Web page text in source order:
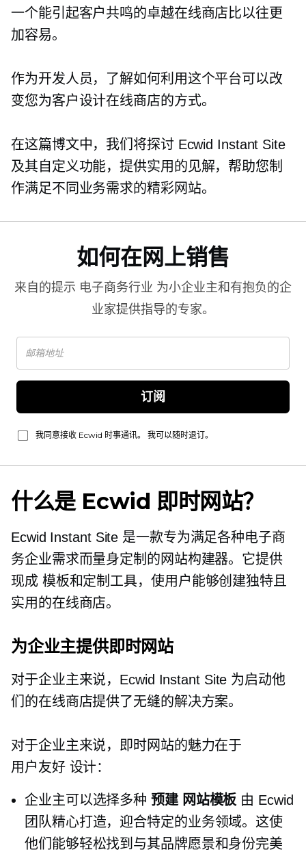
一个能引起客户共鸣的卓越在线商店比以往更
加容易。
作为开发人员，了解如何利用这个平台可以改
变您为客户设计在线商店的方式。
在这篇博文中，我们将探讨 Ecwid Instant Site
及其自定义功能，提供实用的见解，帮助您制
作满足不同业务需求的精彩网站。
如何在网上销售
来自的提示 电子商务行业 为小企业主和有抱负的企
业家提供指导的专家。
订阅
我同意接收 Ecwid 时事通讯。 我可以随时退订。
什么是 Ecwid 即时网站？
Ecwid Instant Site 是一款专为满足各种电子商
务企业需求而量身定制的网站构建器。它提供
现成模板和定制工具，使用户能够创建独特且
实用的在线商店。
为企业主提供即时网站
对于企业主来说，Ecwid Instant Site 为启动他
们的在线商店提供了无缝的解决方案。
对于企业主来说，即时网站的魅力在于
用户友好设计：
企业主可以选择多种 预建网站模板 由 Ecwid
团队精心打造，迎合特定的业务领域。这使
他们能够轻松找到与其品牌愿景和身份完美